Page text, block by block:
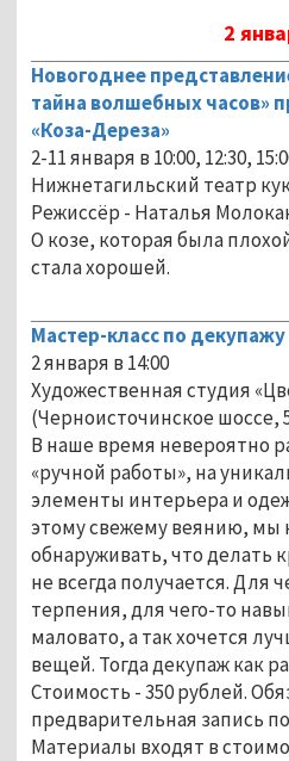
2
Новогоднее
тайна волшебных часов»
«Коза-Дереза»
2-11 января в 10:00, 12:30,
Нижнетагильский театр
Режиссёр - Наталья
О козе, которая была
стала
Мастер-класс по
2 января в 14:00
Художественная студия
(Черноисточинское шоссе,
В наше время невероятно
«ручной работы», на
элементы интерьера и
этому свежему веянию, мы
обнаруживать, что делать
не всегда получается. Для
терпения, для чего-то
маловато, а так хочется
вещей. Тогда декупаж как
Стоимость - 350 рублей.
предварительная запись
Материалы